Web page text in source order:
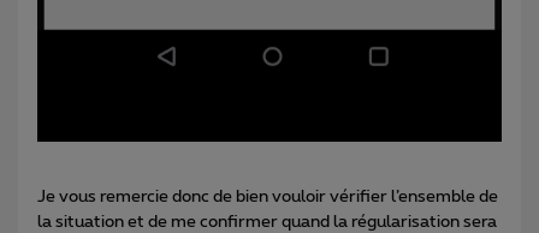
Je vous remercie donc de bien vouloir vérifier l’ensemble de
la situation et de me confirmer quand la régularisation sera